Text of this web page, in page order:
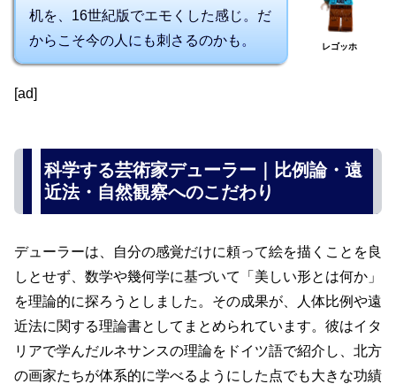
机を、16世紀版でエモくした感じ。だ
からこそ今の人にも刺さるのかも。
レゴッホ
[ad]
科学する芸術家デューラー｜比例論・遠
近法・自然観察へのこだわり
デューラーは、自分の感覚だけに頼って絵を描くことを良
しとせず、数学や幾何学に基づいて「美しい形とは何か」
を理論的に探ろうとしました。その成果が、人体比例や遠
近法に関する理論書としてまとめられています。彼はイタ
リアで学んだルネサンスの理論をドイツ語で紹介し、北方
の画家たちが体系的に学べるようにした点でも大きな功績